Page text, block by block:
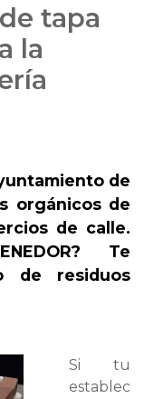
tapa
la
de
orgánicos de
de calle.
Te
de residuos
Si tu
establec